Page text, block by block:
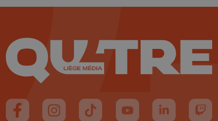
Suivez-nous sur FaceBook
Suivez-nous sur Instagram
Suivez-nous sur TikTok
Suivez-nous sur YouTube
Suivez-nous